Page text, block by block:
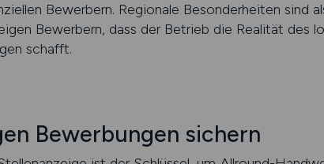
Bewerbern. Regionale Besonderheiten sind
Bewerbern, dass der Betrieb die Realität des
schafft.
Bewerbungen sichern